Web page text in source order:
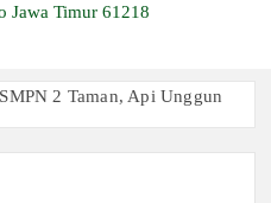
Jawa Timur 61218
2 Taman, Api Unggun